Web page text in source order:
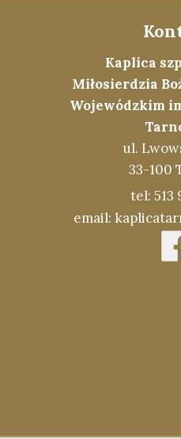
tel: 513
Kaplica
Miłosierdzia
Wojewódzkim
ul.
33-100
email: